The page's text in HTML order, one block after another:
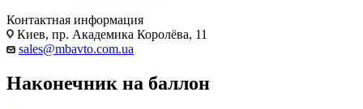
Контактная информация
Киев, пр. Академика Королёва, 11
sales@mbavto.com.ua
Наконечник на баллон